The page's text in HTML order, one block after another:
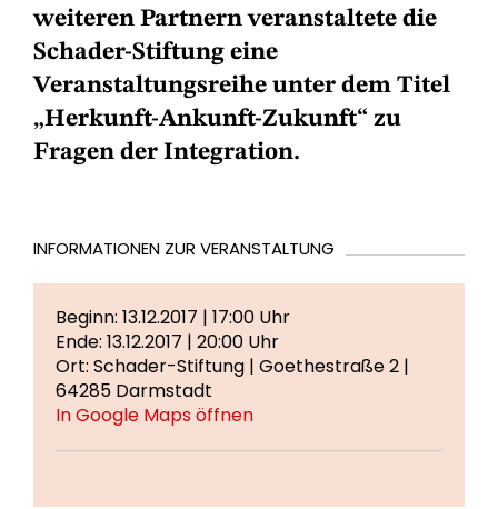
weiteren Partnern veranstaltete die
Schader-Stiftung eine
Veranstaltungsreihe unter dem Titel
„Herkunft-Ankunft-Zukunft“ zu
Fragen der Integration.
INFORMATIONEN ZUR VERANSTALTUNG
Beginn: 13.12.2017 | 17:00 Uhr
Ende: 13.12.2017 | 20:00 Uhr
Ort: Schader-Stiftung | Goethestraße 2 |
64285 Darmstadt
In Google Maps öffnen